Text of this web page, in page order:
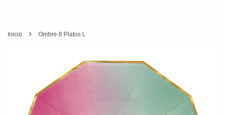
Inicio › Ombre 8 Platos L